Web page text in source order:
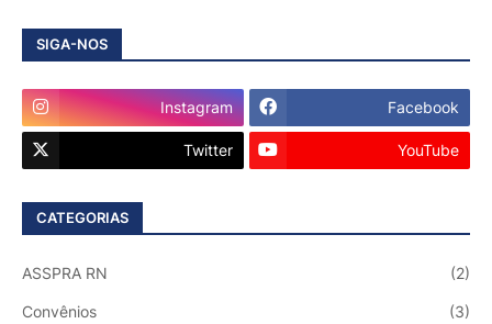
SIGA-NOS
Instagram Facebook
Twitter YouTube
CATEGORIAS
ASSPRA RN (2)
Convênios (3)